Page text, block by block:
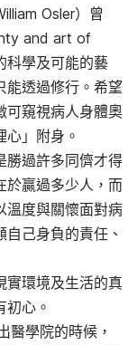
Osler）曾
and art of
科學及可能的藝
能透過修行。希望
可窺視病人身體奧
」附身。
勝過許多同儕才得
於贏過多少人，而
溫度與關懷面對病
己身負的責任、
實環境及生活的真
心。
醫學院的時候，